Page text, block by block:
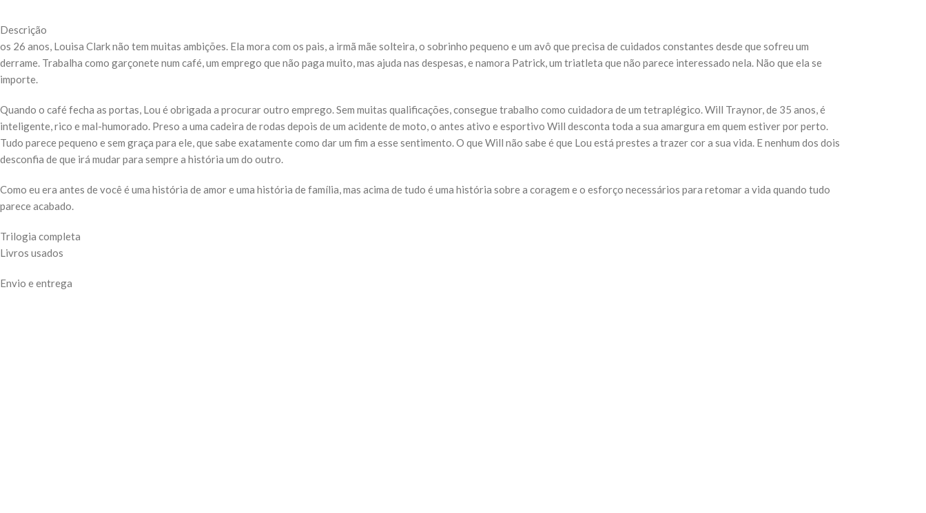
Descrição
os 26 anos, Louisa Clark não tem muitas ambições. Ela mora com os pais, a irmã mãe solteira, o sobrinho pequeno e um avô que precisa de cuidados constantes desde que sofreu um
derrame. Trabalha como garçonete num café, um emprego que não paga muito, mas ajuda nas despesas, e namora Patrick, um triatleta que não parece interessado nela. Não que ela se
importe.
Quando o café fecha as portas, Lou é obrigada a procurar outro emprego. Sem muitas qualificações, consegue trabalho como cuidadora de um tetraplégico. Will Traynor, de 35 anos, é
inteligente, rico e mal-humorado. Preso a uma cadeira de rodas depois de um acidente de moto, o antes ativo e esportivo Will desconta toda a sua amargura em quem estiver por perto.
Tudo parece pequeno e sem graça para ele, que sabe exatamente como dar um fim a esse sentimento. O que Will não sabe é que Lou está prestes a trazer cor a sua vida. E nenhum dos dois
desconfia de que irá mudar para sempre a história um do outro.
Como eu era antes de você é uma história de amor e uma história de família, mas acima de tudo é uma história sobre a coragem e o esforço necessários para retomar a vida quando tudo
parece acabado.
Trilogia completa
Livros usados
Envio e entrega